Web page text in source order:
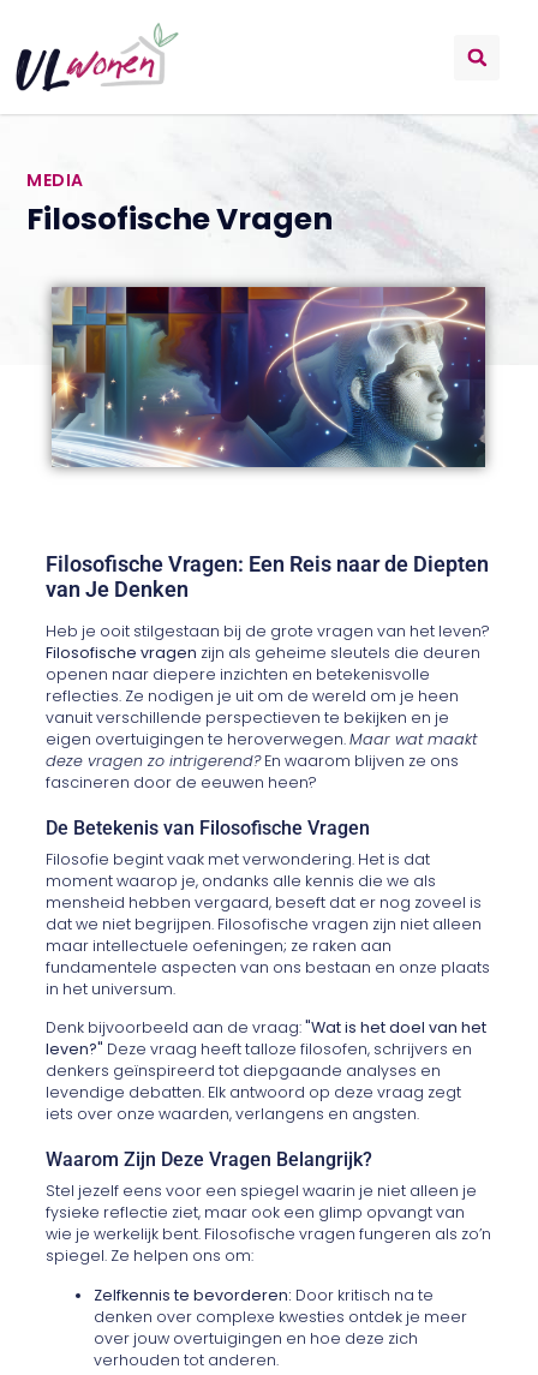
MEDIA
Filosofische Vragen
Filosofische Vragen: Een Reis naar de Diepten
van Je Denken
Heb je ooit stilgestaan bij de grote vragen van het leven?
Filosofische vragen zijn als geheime sleutels die deuren
openen naar diepere inzichten en betekenisvolle
reflecties. Ze nodigen je uit om de wereld om je heen
vanuit verschillende perspectieven te bekijken en je
eigen overtuigingen te heroverwegen.Maar wat maakt
deze vragen zo intrigerend?En waarom blijven ze ons
fascineren door de eeuwen heen?
De Betekenis van Filosofische Vragen
Filosofie begint vaak met verwondering. Het is dat
moment waarop je, ondanks alle kennis die we als
mensheid hebben vergaard, beseft dat er nog zoveel is
dat we niet begrijpen. Filosofische vragen zijn niet alleen
maar intellectuele oefeningen; ze raken aan
fundamentele aspecten van ons bestaan en onze plaats
in het universum.
Denk bijvoorbeeld aan de vraag:"Wat is het doel van het
leven?" Deze vraag heeft talloze filosofen, schrijvers en
denkers geïnspireerd tot diepgaande analyses en
levendige debatten. Elk antwoord op deze vraag zegt
iets over onze waarden, verlangens en angsten.
Waarom Zijn Deze Vragen Belangrijk?
Stel jezelf eens voor een spiegel waarin je niet alleen je
fysieke reflectie ziet, maar ook een glimp opvangt van
wie je werkelijk bent. Filosofische vragen fungeren als zo’n
spiegel. Ze helpen ons om:
Zelfkennis te bevorderen: Door kritisch na te
denken over complexe kwesties ontdek je meer
over jouw overtuigingen en hoe deze zich
verhouden tot anderen.